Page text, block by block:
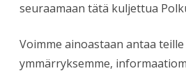
seuraamaan tätä kuljettua
Voimme ainoastaan antaa
ymmärryksemme,